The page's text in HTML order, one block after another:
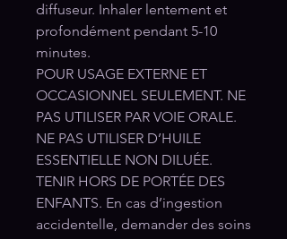
diffuseur. Inhaler lentement et
profondément pendant 5-10
minutes.
POUR USAGE EXTERNE ET
OCCASIONNEL SEULEMENT. NE
PAS UTILISER PAR VOIE ORALE.
NE PAS UTILISER D’HUILE
ESSENTIELLE NON DILUÉE.
TENIR HORS DE PORTÉE DES
ENFANTS. En cas d’ingestion
accidentelle, demander des soins